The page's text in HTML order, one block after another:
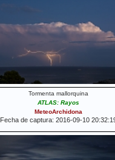
Tormenta mallorquina
ATLAS: Rayos
MeteoArchidona
Fecha de captura: 2016-09-10